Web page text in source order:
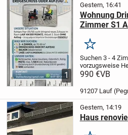
1
Gestern, 16:41
Wohnung
Zimmer S1
Merken
Suchen 3 - 4
vorzugsweise
bis 1100€ inkl
990 €VB
91207 Lauf
Gestern, 14:19
Haus